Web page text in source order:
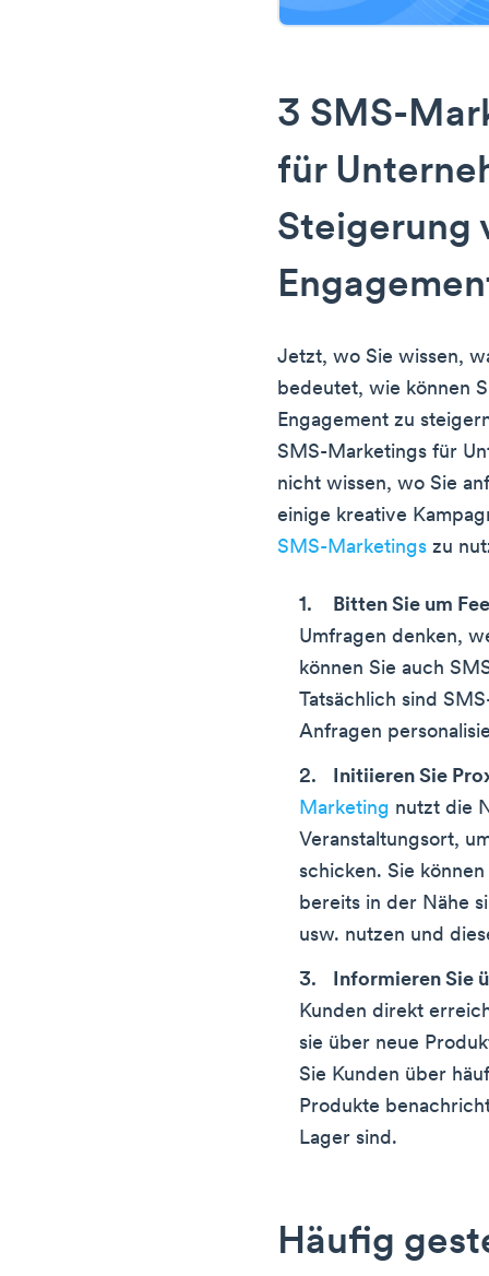
3 SMS-
für
Steigerung
Jetzt, wo Sie wissen,
bedeutet, wie können
Engagement zu
SMS-Marketings für
nicht wissen, wo Sie
einige kreative
SMS-Marketings zu
Bitten Sie um
Umfragen denken,
können Sie auch
Tatsächlich sind
Anfragen
Initiieren Sie
Marketing nutzt die
Veranstaltungsort,
schicken. Sie
bereits in der Nähe
usw. nutzen und
Informieren Sie
Kunden direkt
sie über neue
Sie Kunden über
Produkte
Lager sind.
Häufig